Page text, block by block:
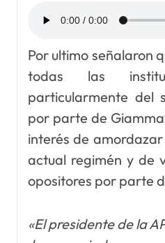
Por ultimo señalaron
todas las
particularmente del
por parte de
interés de
actual regimén y de
opositores por parte
«El presidente de la